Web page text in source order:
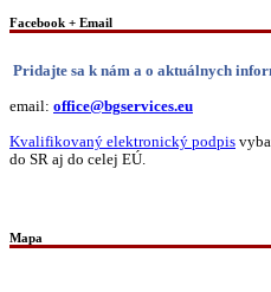
Facebook + Email
Pridajte sa k nám a o aktuálnych
email: office@bgservices.eu
Kvalifikovaný elektronický podpis
do SR aj do celej EÚ.
Mapa